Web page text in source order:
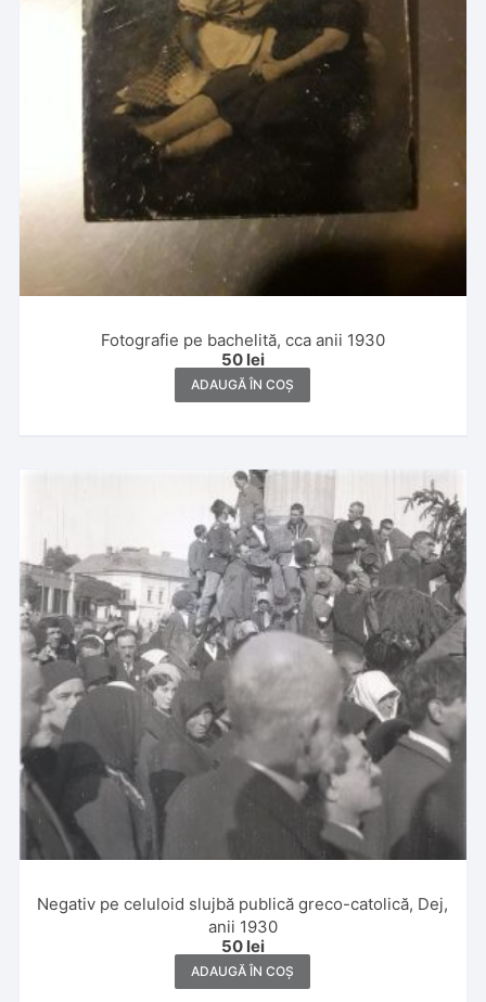
Fotografie pe bachelită, cca anii 1930
50 lei
ADAUGĂ ÎN COȘ
Negativ pe celuloid slujbă publică greco-catolică, Dej,
anii 1930
50 lei
ADAUGĂ ÎN COȘ